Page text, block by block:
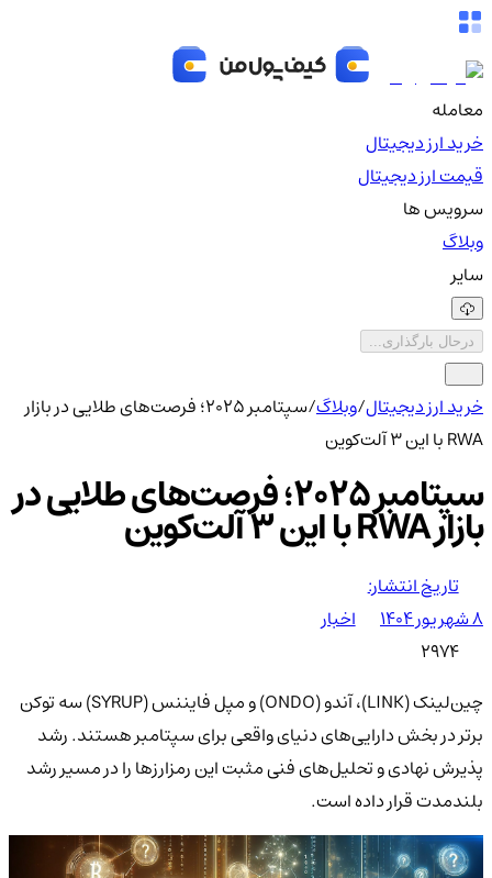
معامله
خرید ارز دیجیتال
قیمت ارز دیجیتال
سرویس ها
وبلاگ
سایر
درحال بارگذاری...
خرید ارز دیجیتال/وبلاگ/
سپتامبر ۲۰۲۵؛ فرصت‌های طلایی در بازار
RWA با این ۳ آلت‌کوین
سپتامبر ۲۰۲۵؛ فرصت‌های طلایی در
بازار RWA با این ۳ آلت‌کوین
تاریخ انتشار:
۸ شهریور ۱۴۰۴
اخبار
2974
چین‌لینک (LINK)، آندو (ONDO) و مپل فایننس (SYRUP) سه توکن
برتر در بخش دارایی‌های دنیای واقعی برای سپتامبر هستند. رشد
پذیرش نهادی و تحلیل‌های فنی مثبت این رمزارزها را در مسیر رشد
بلندمدت قرار داده است.